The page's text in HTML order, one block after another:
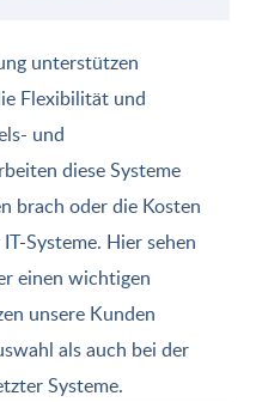
unterstützen
Flexibilität und
und
diese Systeme
brach oder die Kosten
Systeme. Hier sehen
einen wichtigen
unsere Kunden
als auch bei der
Systeme.